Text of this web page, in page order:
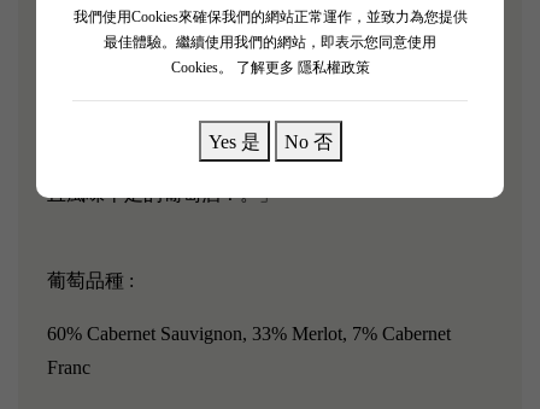
我們使用Cookies來確保我們的網站正常運作，並致力為您提供
最佳體驗。繼續使用我們的網站，即表示您同意使用
Cookies。
了解更多 隱私權政策
Yes 是 No 否
另有雲尼拿和香料的氣息~ 而黑朱古力和皮革的味
道，相信是因為葡萄酒在30％的新法國橡木桶中陳放
單寧細膩 ~ 雖然不是很複雜，但是有令人滿意的深度
和Meaty的餘韻令人印象深刻！這是一款優雅、平衡
葡萄品種 :
60% Cabernet Sauvignon, 33% Merlot, 7% Cabernet
Franc